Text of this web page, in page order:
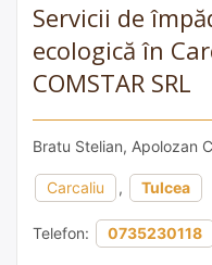
Servicii de
ecologică în
COMSTAR SRL
Bratu Stelian, Apolozan
Carcaliu , Tulcea
Telefon: 0735230118